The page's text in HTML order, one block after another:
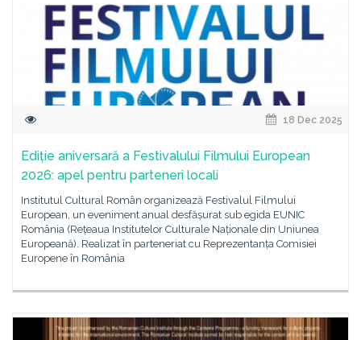
18 Dec 2025
Ediție aniversară a Festivalului Filmului European
2026: apel pentru parteneri locali
Institutul Cultural Român organizează Festivalul Filmului
European, un eveniment anual desfășurat sub egida EUNIC
România (Rețeaua Institutelor Culturale Naționale din Uniunea
Europeană). Realizat în parteneriat cu Reprezentanța Comisiei
Europene în România